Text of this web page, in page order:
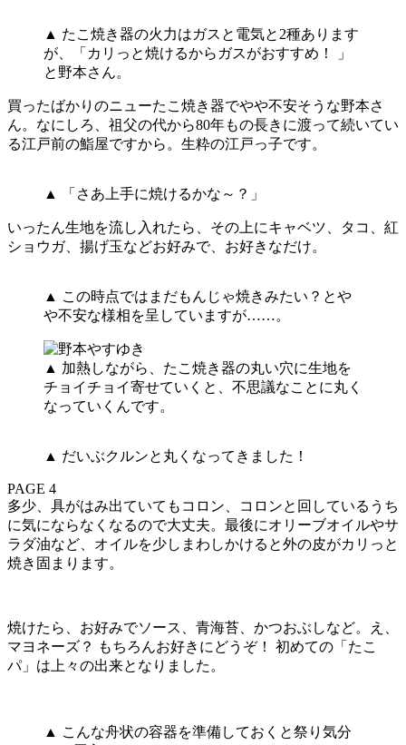
▲ たこ焼き器の火力はガスと電気と2種あります
が、「カリっと焼けるからガスがおすすめ！ 」
と野本さん。
買ったばかりのニューたこ焼き器でやや不安そうな野本さ
ん。なにしろ、祖父の代から80年もの長きに渡って続いてい
る江戸前の鮨屋ですから。生粋の江戸っ子です。
▲ 「さあ上手に焼けるかな～？」
いったん生地を流し入れたら、その上にキャベツ、タコ、紅
ショウガ、揚げ玉などお好みで、お好きなだけ。
▲ この時点ではまだもんじゃ焼きみたい？とや
や不安な様相を呈していますが……。
▲ 加熱しながら、たこ焼き器の丸い穴に生地を
チョイチョイ寄せていくと、不思議なことに丸く
なっていくんです。
▲ だいぶクルンと丸くなってきました！
PAGE 4
多少、具がはみ出ていてもコロン、コロンと回しているうち
に気にならなくなるので大丈夫。最後にオリーブオイルやサ
ラダ油など、オイルを少しまわしかけると外の皮がカリっと
焼き固まります。
焼けたら、お好みでソース、青海苔、かつおぶしなど。え、
マヨネーズ？ もちろんお好きにどうぞ！ 初めての「たこ
パ」は上々の出来となりました。
▲ こんな舟状の容器を準備しておくと祭り気分